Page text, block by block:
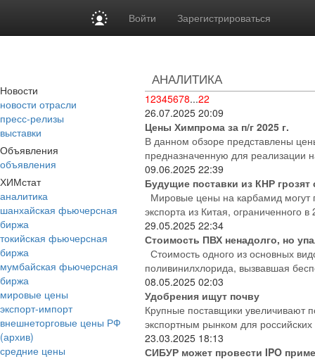
Войти Зарегистрироваться
Новости
новости отрасли
пресс-релизы
выставки
Объявления
объявления
ХИМстат
аналитика
шанхайская фьючерсная
биржа
токийская фьючерсная
биржа
мумбайская фьючерсная
биржа
мировые цены
экспорт-импорт
внешнеторговые цены РФ
(архив)
средние цены
АНАЛИТИКА
12345678...22
26.07.2025 20:09
Цены Химпрома за п/г 2025 г.
В данном обзоре представлены
предназначенную для реализации
09.06.2025 22:39
Будущие поставки из КНР
Мировые цены на карбамид могут
экспорта из Китая, ограниченного
29.05.2025 22:34
Стоимость ПВХ ненадолго, но
Стоимость одного из основных
поливинилхлорида, вызвавшая
08.05.2025 02:03
Удобрения ищут почву
Крупные поставщики увеличивают
экспортным рынком для
23.03.2025 18:13
СИБУР может провести IPO